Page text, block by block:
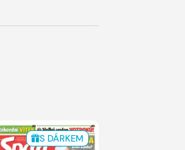
S DÁRKEM